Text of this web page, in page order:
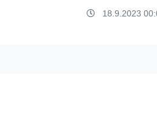
18 9 2023 00: